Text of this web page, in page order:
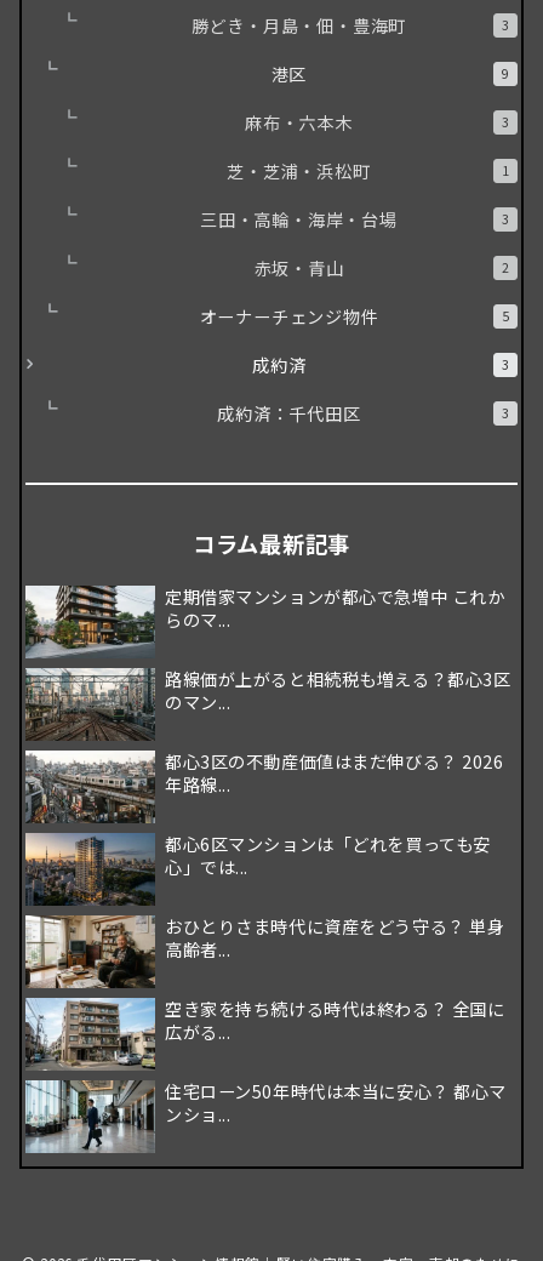
勝どき・月島・佃・豊海町 3
港区 9
麻布・六本木 3
芝・芝浦・浜松町 1
三田・高輪・海岸・台場 3
赤坂・青山 2
オーナーチェンジ物件 5
成約済 3
成約済：千代田区 3
コラム最新記事
定期借家マンションが都心で急増中 これか
らのマ...
路線価が上がると相続税も増える？都心3区
のマン...
都心3区の不動産価値はまだ伸びる？ 2026
年路線...
都心6区マンションは「どれを買っても安
心」では...
おひとりさま時代に資産をどう守る？ 単身
高齢者...
空き家を持ち続ける時代は終わる？ 全国に
広がる...
住宅ローン50年時代は本当に安心？ 都心マ
ンショ...